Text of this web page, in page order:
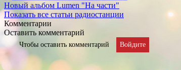
Новый альбом Lumen "На части"
Показать все статьи радиостанции
Комментарии
Оставить комментарий
Чтобы оставить комментарий Войдите